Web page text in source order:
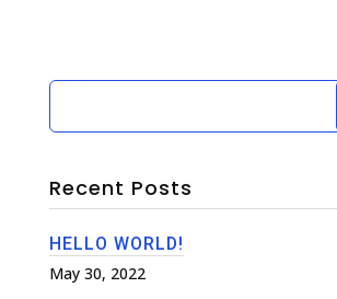
Recent Posts
HELLO WORLD!
May 30, 2022